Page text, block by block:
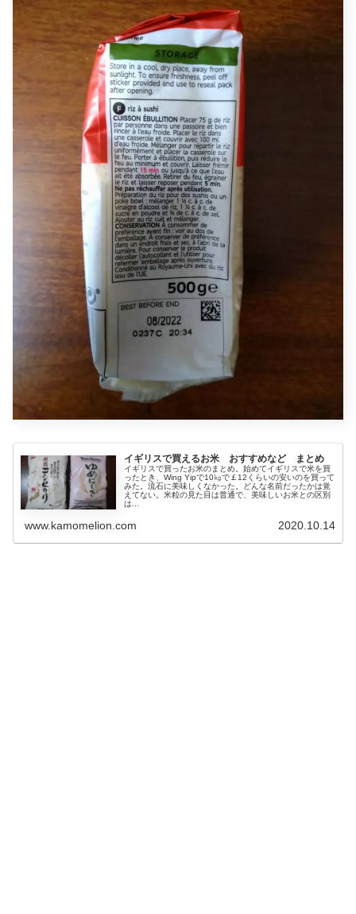
イギリスで買えるお米 おすすめなど まとめ
イギリスで買ったお米のまとめ。始めてイギリスで米を買
ったとき、Wing Yipで10㎏で￡12くらいの安いのを買って
みた。流石に美味しくなかった。どんな名前だったかは覚
えてない。米粒の見た目は普通で、美味しいお米との区別
は...
www.kamomelion.com 2020.10.14